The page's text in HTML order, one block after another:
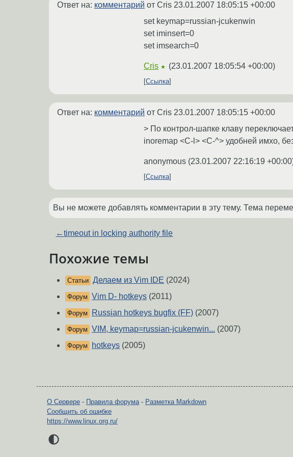
Ответ на: комментарий от Cris 23.01.2007 18:05:15 +00:00
set keymap=russian-jcukenwin
set iminsert=0
set imsearch=0
Cris ★ (23.01.2007 18:05:54 +00:00)
Ссылка
Ответ на: комментарий от Cris 23.01.2007 18:05:15 +00:00
> По контрол-шапке клаву
inoremap <C-l> <C-^> удобней имхо,
anonymous (23.01.2007 22:16:19 +00:00
Ссылка
Вы не можете добавлять комментарии в эту тему. Тема
←timeout in locking authority file
Похожие темы
Статьи Делаем из Vim IDE (2024)
Форум Vim D- hotkeys (2011)
Форум Russian hotkeys bugfix (FF) (2007)
Форум VIM, keymap=russian-jcukenwin... (2007)
Форум hotkeys (2005)
О Сервере - Правила форума - Разметка Markdown
Сообщить об ошибке
https://www.linux.org.ru/